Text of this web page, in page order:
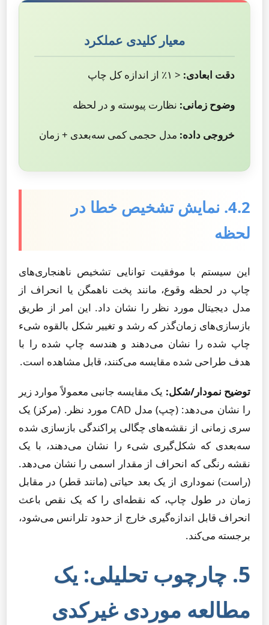
معیار کلیدی عملکرد
دقت ابعادی: < ۱٪ از اندازه کل چاپ
وضوح زمانی: نظارت پیوسته و در لحظه
خروجی داده: مدل حجمی کمی سه‌بعدی + زمان
4.2. نمایش تشخیص خطا در
لحظه
این سیستم با موفقیت توانایی تشخیص ناهنجاری‌های
چاپ در لحظه وقوع، مانند پخت ناهمگن یا انحراف از
مدل دیجیتال مورد نظر را نشان داد. این امر از طریق
بازسازی‌های زمان‌گذر که رشد و تغییر شکل بالقوه شیء
چاپ شده را نشان می‌دهند و هندسه چاپ شده را با
هدف طراحی شده مقایسه می‌کنند، قابل مشاهده است.
توضیح نمودار/شکل: یک مقایسه جانبی معمولاً موارد زیر
را نشان می‌دهد: (چپ) مدل CAD مورد نظر. (مرکز) یک
سری زمانی از نقشه‌های چگالی پراکندگی بازسازی شده
سه‌بعدی که شکل‌گیری شیء را نشان می‌دهند، با یک
نقشه رنگی که انحراف از مقدار اسمی را نشان می‌دهد.
(راست) نموداری از یک بعد حیاتی (مانند قطر) در مقابل
زمان در طول چاپ، که نقطه‌ای را که یک نقص باعث
انحراف قابل اندازه‌گیری خارج از حدود تلرانس می‌شود،
برجسته می‌کند.
5. چارچوب تحلیلی: یک
مطالعه موردی غیرکدی